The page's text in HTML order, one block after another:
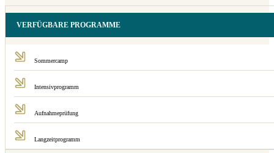
VERFÜGBARE PROGRAMME
Sommercamp
Intensivprogramm
Aufnahmeprüfung
Langzeitprogramm